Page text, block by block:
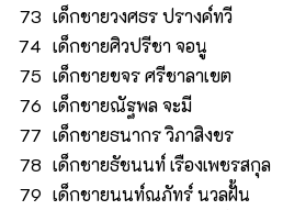
73 เด็กชายวงศธร ปรางค์ทวี
74 เด็กชายศิวปรีชา จอนู
75 เด็กชายขจร ศรีชาลาเขต
76 เด็กชายณัฐพล จะมี
77 เด็กชายธนากร วิภาสิงขร
78 เด็กชายธัชนนท์ เรืองเพชรสกุล
79 เด็กชายนนท์ณภัทร์ นวลฝั้น